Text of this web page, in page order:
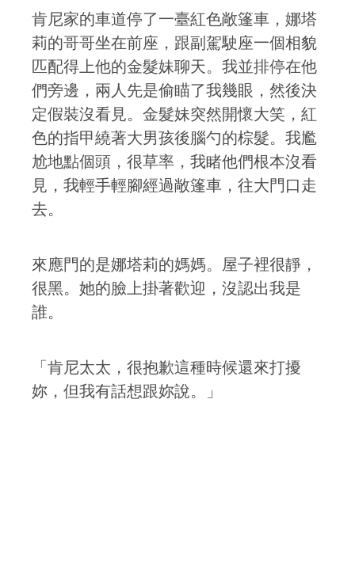
肯尼家的車道停了一臺紅色敞篷車，娜塔
莉的哥哥坐在前座，跟副駕駛座一個相貌
匹配得上他的金髮妹聊天。我並排停在他
們旁邊，兩人先是偷瞄了我幾眼，然後決
定假裝沒看見。金髮妹突然開懷大笑，紅
色的指甲繞著大男孩後腦勺的棕髮。我尷
尬地點個頭，很草率，我睹他們根本沒看
見，我輕手輕腳經過敞篷車，往大門口走
去。
來應門的是娜塔莉的媽媽。屋子裡很靜，
很黑。她的臉上掛著歡迎，沒認出我是
誰。
「肯尼太太，很抱歉這種時候還來打擾
妳，但我有話想跟妳說。」